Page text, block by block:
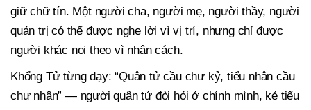
giữ chữ tín. Một người cha, người mẹ, người thầy, người
quản trị có thể được nghe lời vì vị trí, nhưng chỉ được
người khác noi theo vì nhân cách.
Khổng Tử từng dạy: “Quân tử cầu chư kỷ, tiểu nhân cầu
chư nhân” — người quân tử đòi hỏi ở chính mình, kẻ tiểu